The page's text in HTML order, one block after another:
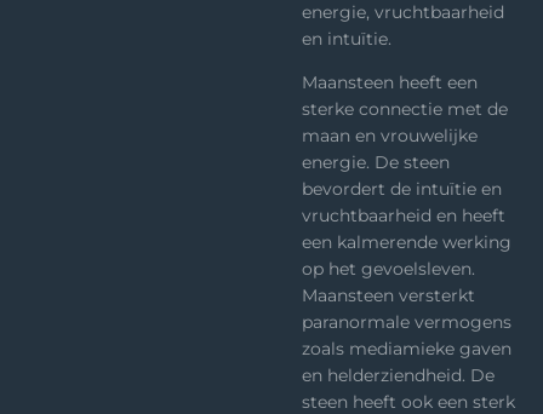
energie, vruchtbaarheid
en intuïtie.
Maansteen heeft een
sterke connectie met de
maan en vrouwelijke
energie. De steen
bevordert de intuïtie en
vruchtbaarheid en heeft
een kalmerende werking
op het gevoelsleven.
Maansteen versterkt
paranormale vermogens
zoals mediamieke gaven
en helderziendheid. De
steen heeft ook een sterk